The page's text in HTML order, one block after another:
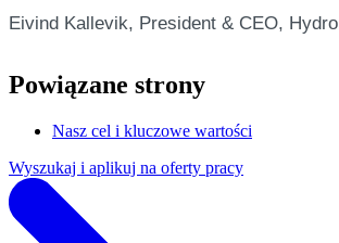
Eivind Kallevik, President & CEO, Hydro
Powiązane strony
Nasz cel i kluczowe wartości
Wyszukaj i aplikuj na oferty pracy